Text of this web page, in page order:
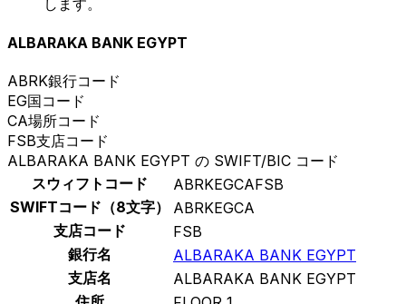
します。
ALBARAKA BANK EGYPT
ABRK銀行コード
EG国コード
CA場所コード
FSB支店コード
ALBARAKA BANK EGYPT の SWIFT/BIC コード
スウィフトコード
ABRKEGCAFSB
SWIFTコード（8文字）
ABRKEGCA
支店コード
FSB
銀行名
ALBARAKA BANK EGYPT
支店名
ALBARAKA BANK EGYPT